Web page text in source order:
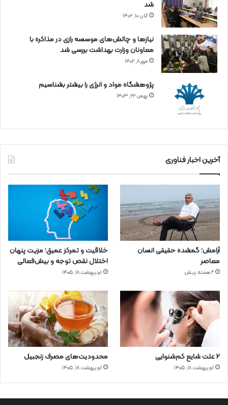
شد
آبان ۱۰, ۱۴۰۲
نیازها و چالش‌های موسسه رازی در مذاکره با
معاونان وزارت بهداشت بررسی شد
مهر ۸, ۱۴۰۲
پژوهشگاه مواد و انرژی را بیشتر بشناسیم
بهمن ۲۲, ۱۴۰۳
آخرین اخبار فناوری
آرامش؛ گمشده حقیقی انسان
معاصر
2 هفته پیش
خلاقیت و تمرکز عمیق؛ مزیت پنهان
اختلال نقص توجه و بیش‌فعالی
اردیبهشت ۱۸, ۱۴۰۵
۲ علت شایع‌ کم‌شنوایی
اردیبهشت ۱۸, ۱۴۰۵
محدودیت‌های مصرف زنجبیل
اردیبهشت ۱۸, ۱۴۰۵